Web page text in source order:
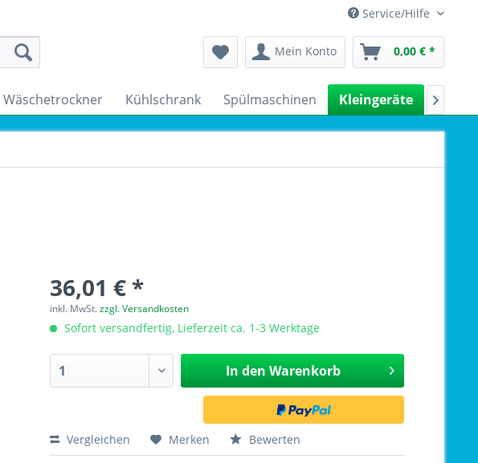
Service/Hilfe
Mein Konto 0,00 € *
Wäschetrockner Kühlschrank Spülmaschinen Kleingeräte Sale

36,01 € *
inkl. MwSt.zzgl. Versandkosten
Sofort versandfertig, Lieferzeit ca. 1-3 Werktage
In den Warenkorb
Vergleichen Merken Bewerten